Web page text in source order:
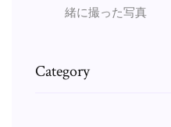
緒に撮った写真
Category